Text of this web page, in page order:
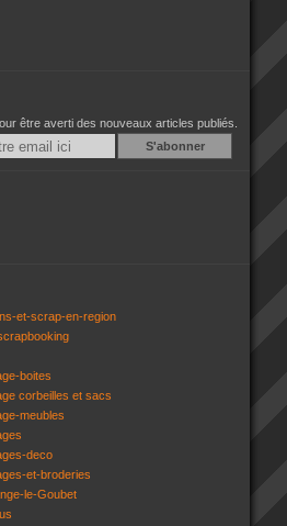
être averti des nouveaux articles publiés.
Email
et-scrap-en-region
boites
corbeilles et sacs
meubles
deco
et-broderies
le-Goubet